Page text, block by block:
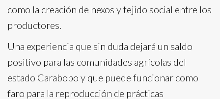
como la creación de nexos y tejido social entre los
productores.
Una experiencia que sin duda dejará un saldo
positivo para las comunidades agrícolas del
estado Carabobo y que puede funcionar como
faro para la reproducción de prácticas